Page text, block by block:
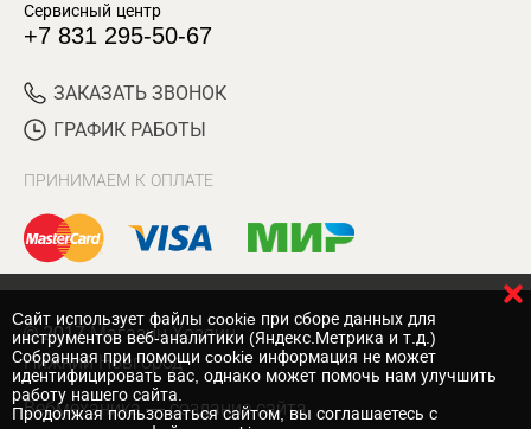
Сервисный центр
+7 831 295-50-67
ЗАКАЗАТЬ ЗВОНОК
ГРАФИК РАБОТЫ
ПРИНИМАЕМ К ОПЛАТЕ
© 2017 Магазин Хозяин
Нижний Новгород
Вебмеханика — создание сайта
Cайт использует файлы cookie при сборе данных для
инструментов веб-аналитики (Яндекс.Метрика и т.д.)
Собранная при помощи cookie информация не может
идентифицировать вас, однако может помочь нам улучшить
работу нашего сайта.
Продолжая пользоваться сайтом, вы соглашаетесь с